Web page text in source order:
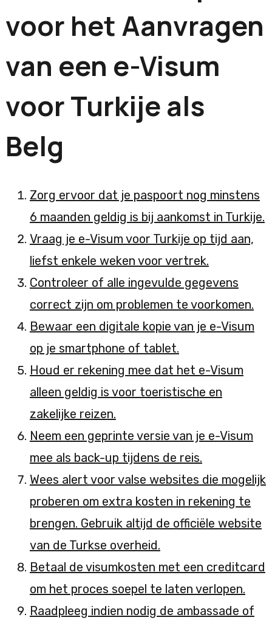
voor het Aanvragen
van een e-Visum
voor Turkije als
Belg
Zorg ervoor dat je paspoort nog minstens
6 maanden geldig is bij aankomst in Turkije.
Vraag je e-Visum voor Turkije op tijd aan,
liefst enkele weken voor vertrek.
Controleer of alle ingevulde gegevens
correct zijn om problemen te voorkomen.
Bewaar een digitale kopie van je e-Visum
op je smartphone of tablet.
Houd er rekening mee dat het e-Visum
alleen geldig is voor toeristische en
zakelijke reizen.
Neem een geprinte versie van je e-Visum
mee als back-up tijdens de reis.
Wees alert voor valse websites die mogelijk
proberen om extra kosten in rekening te
brengen. Gebruik altijd de officiële website
van de Turkse overheid.
Betaal de visumkosten met een creditcard
om het proces soepel te laten verlopen.
Raadpleeg indien nodig de ambassade of